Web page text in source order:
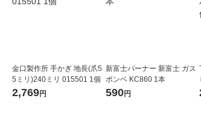
金口製作所 手かぎ 地長(爪5
5ミリ)240ミリ 015501 1個
2,769円
新富士バーナー 新富士 ガス
ボンベ KC860 1本
590円